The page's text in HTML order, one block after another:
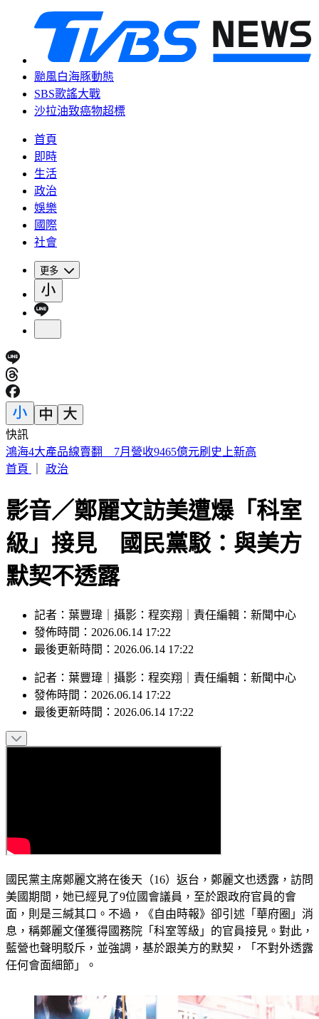
颱風白海豚動態
SBS歌謠大戰
沙拉油致癌物超標
首頁
即時
生活
政治
娛樂
國際
社會
更多
快訊
醫師示警吃蔬果前「忘記1步驟」 恐增感染風險
首頁
政治
影音／鄭麗文訪美遭爆「科室
級」接見 國民黨駁：與美方
默契不透露
記者：葉豐瑋｜攝影：程奕翔｜責任編輯：新聞中心
發佈時間：2026.06.14 17:22
最後更新時間：2026.06.14 17:22
記者 ： 葉豐瑋 攝影 ： 程奕翔 責任編輯 ： 新聞中心
發佈時間： 2026.06.14 17:22
最後更新時間： 2026.06.14 17:22
國民黨主席鄭麗文將在後天（16）返台，鄭麗文也透露，訪問
美國期間，她已經見了9位國會議員，至於跟政府官員的會
面，則是三緘其口。不過，《自由時報》卻引述「華府圈」消
息，稱鄭麗文僅獲得國務院「科室等級」的官員接見。對此，
藍營也聲明駁斥，並強調，基於跟美方的默契，「不對外透露
任何會面細節」。